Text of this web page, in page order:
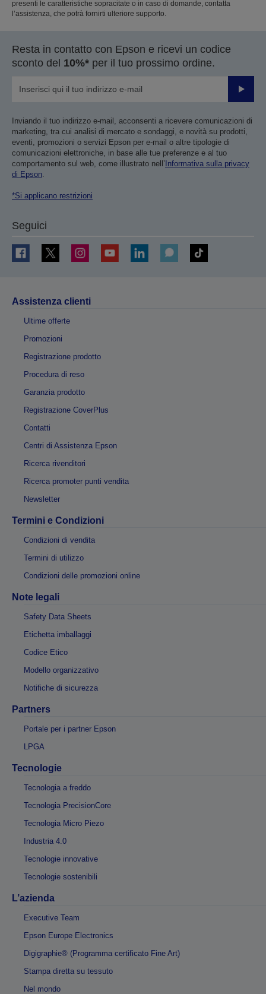
presenti le caratteristiche sopracitate o in caso di domande, contatta
l’assistenza, che potrà fornirti ulteriore supporto.
Resta in contatto con Epson e ricevi un codice
sconto del 10%* per il tuo prossimo ordine.
Invia
Inviando il tuo indirizzo e-mail, acconsenti a ricevere comunicazioni di
marketing, tra cui analisi di mercato e sondaggi, e novità su prodotti,
eventi, promozioni o servizi Epson per e-mail o altre tipologie di
comunicazioni elettroniche, in base alle tue preferenze e al tuo
comportamento sul web, come illustrato nell’ Informativa sulla privacy
di Epson
*Si applicano restrizioni
Seguici
Assistenza clienti
Ultime offerte
Promozioni
Registrazione prodotto
Procedura di reso
Garanzia prodotto
Registrazione CoverPlus
Contatti
Centri di Assistenza Epson
Ricerca rivenditori
Ricerca promoter punti vendita
Newsletter
Termini e Condizioni
Condizioni di vendita
Termini di utilizzo
Condizioni delle promozioni online
Note legali
Safety Data Sheets
Etichetta imballaggi
Codice Etico
Modello organizzativo
Notifiche di sicurezza
Partners
Portale per i partner Epson
LPGA
Tecnologie
Tecnologia a freddo
Tecnologia PrecisionCore
Tecnologia Micro Piezo
Industria 4.0
Tecnologie innovative
Tecnologie sostenibili
L’azienda
Executive Team
Epson Europe Electronics
Digigraphie® (Programma certificato Fine Art)
Stampa diretta su tessuto
Nel mondo